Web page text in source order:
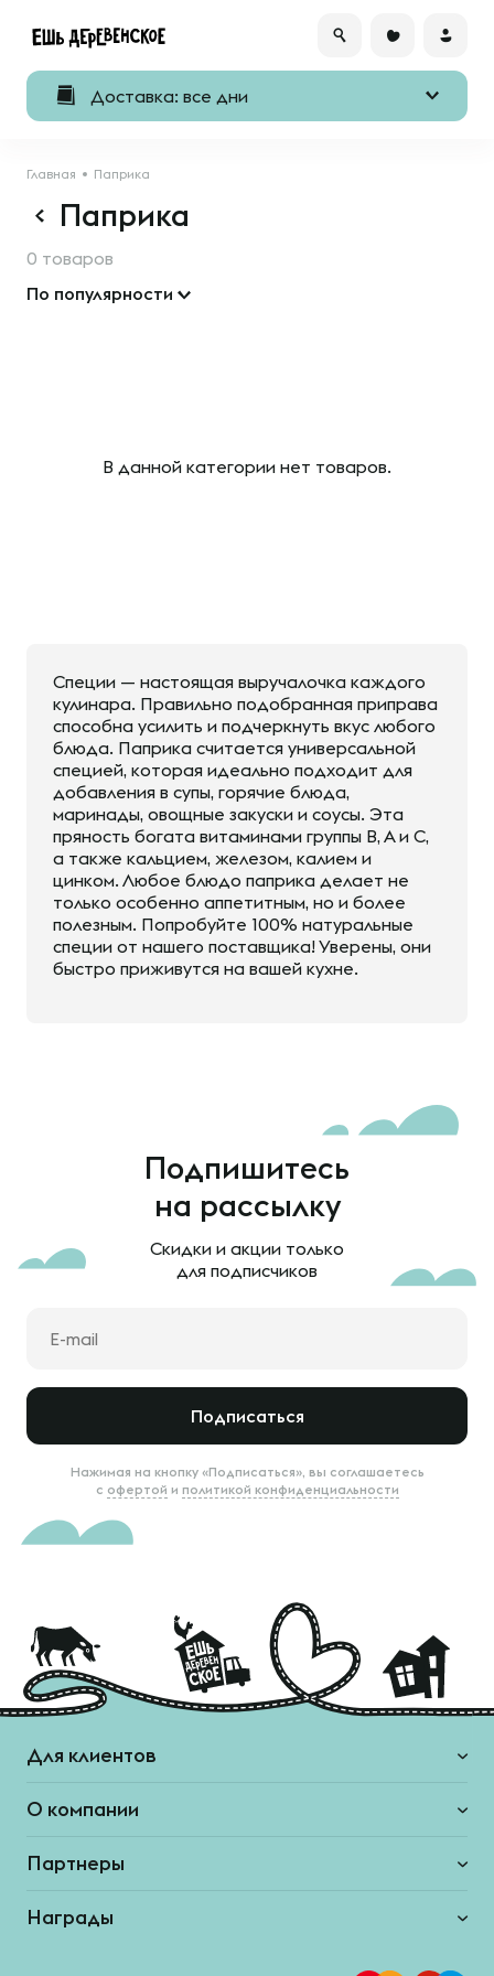
Доставка: все дни
Главная Паприка
Паприка
0 товаров
По популярности
В данной категории нет товаров.
Специи — настоящая выручалочка каждого
кулинара. Правильно подобранная приправа
способна усилить и подчеркнуть вкус любого
блюда. Паприка считается универсальной
специей, которая идеально подходит для
добавления в супы, горячие блюда,
маринады, овощные закуски и соусы. Эта
пряность богата витаминами группы В, А и С,
а также кальцием, железом, калием и
цинком. Любое блюдо паприка делает не
только особенно аппетитным, но и более
полезным. Попробуйте 100% натуральные
специи от нашего поставщика! Уверены, они
быстро приживутся на вашей кухне.
Подпишитесь
на рассылку
Скидки и акции только
для подписчиков
Подписаться
Нажимая на кнопку «Подписаться», вы соглашаетесь
с офертой и политикой конфиденциальности
Для клиентов
О компании
Партнеры
Награды